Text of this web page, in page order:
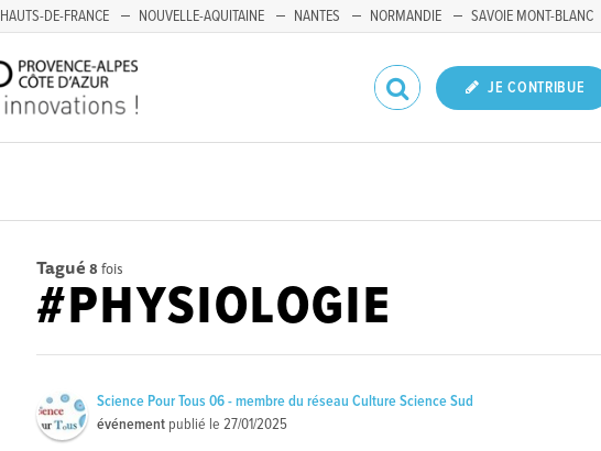
HAUTS-DE-FRANCE NOUVELLE-AQUITAINE NANTES NORMANDIE SAVOIE MONT-BLANC
JE CONTRIBUE
Tagué 8 fois
#PHYSIOLOGIE
Science Pour Tous 06 - membre du réseau Culture Science Sud
événement publié le27/01/2025